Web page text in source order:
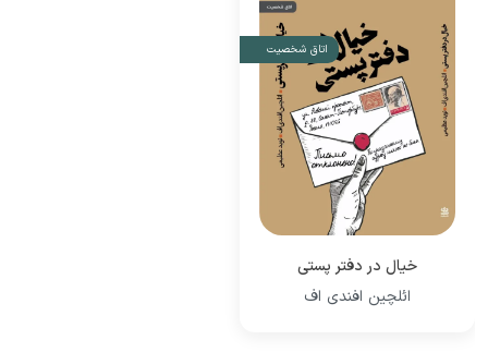
اتاق شخصیت
خیال در دفتر پستی
ائلچین افندی اف